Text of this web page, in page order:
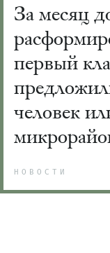
За месяц
первый
человек
НОВОСТИ